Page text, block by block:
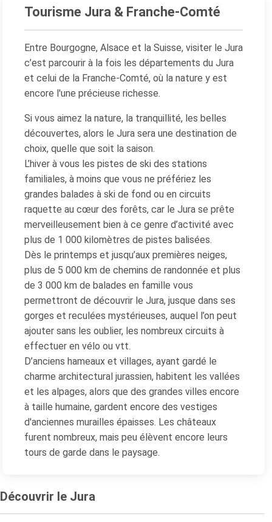
Tourisme Jura & Franche-Comté
Entre Bourgogne, Alsace et la Suisse, visiter le Jura
c’est parcourir à la fois les départements du Jura
et celui de la Franche-Comté, où la nature y est
encore l'une précieuse richesse.
Si vous aimez la nature, la tranquillité, les belles
découvertes, alors le Jura sera une destination de
choix, quelle que soit la saison.
L’hiver à vous les pistes de ski des stations
familiales, à moins que vous ne préfériez les
grandes balades à ski de fond ou en circuits
raquette au cœur des forêts, car le Jura se prête
merveilleusement bien à ce genre d’activité avec
plus de 1 000 kilomètres de pistes balisées.
Dès le printemps et jusqu’aux premières neiges,
plus de 5 000 km de chemins de randonnée et plus
de 3 000 km de balades en famille vous
permettront de découvrir le Jura, jusque dans ses
gorges et reculées mystérieuses, auquel l’on peut
ajouter sans les oublier, les nombreux circuits à
effectuer en vélo ou vtt.
D’anciens hameaux et villages, ayant gardé le
charme architectural jurassien, habitent les vallées
et les alpages, alors que des grandes villes encore
à taille humaine, gardent encore des vestiges
d'anciennes murailles épaisses. Les châteaux
furent nombreux, mais peu élèvent encore leurs
tours de garde dans le paysage.
Découvrir le Jura